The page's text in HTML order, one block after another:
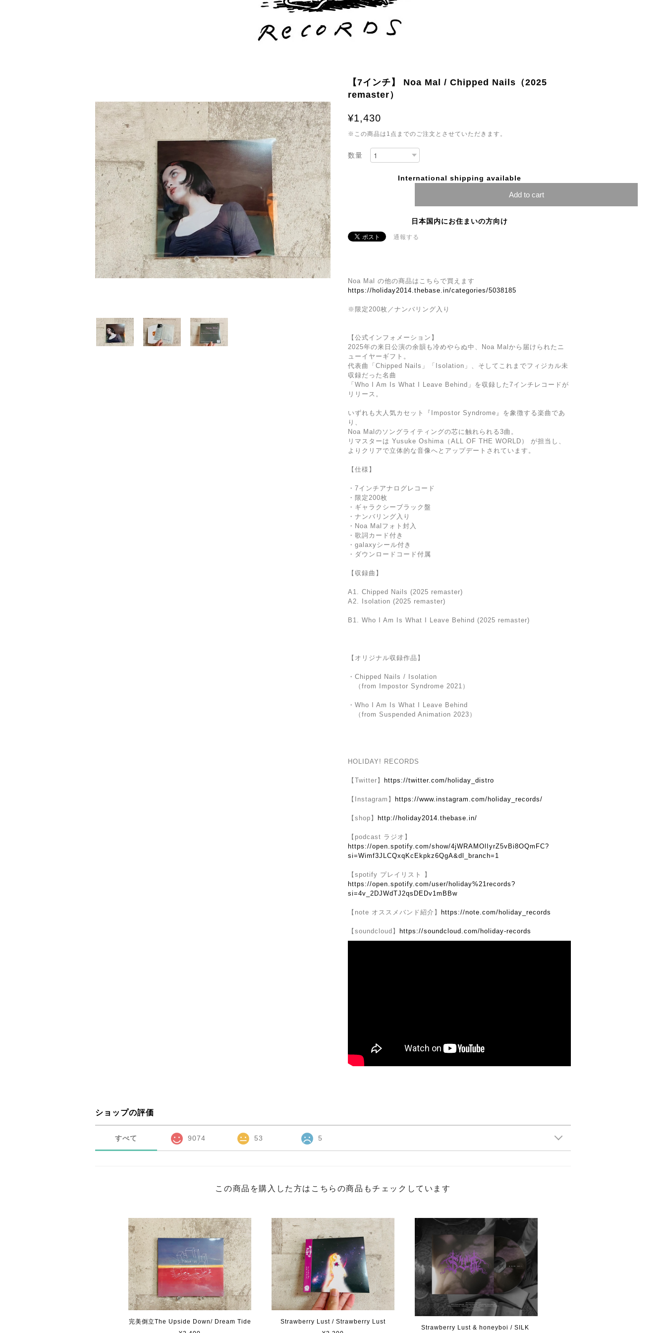
【7インチ】 Noa Mal / Chipped Nails（2025
remaster）
¥1,430
※この商品は1点までのご注文とさせていただきます。
数量
International shipping available
Add to cart
日本国内にお住まいの方向け
通報する
Noa Mal の他の商品はこちらで買えます
https://holiday2014.thebase.in/categories/5038185
※限定200枚／ナンバリング入り
【公式インフォメーション】
2025年の来日公演の余韻も冷めやらぬ中、Noa Malから届けられたニ
ューイヤーギフト。
代表曲「Chipped Nails」「Isolation」、そしてこれまでフィジカル未
収録だった名曲
「Who I Am Is What I Leave Behind」を収録した7インチレコードが
リリース。
いずれも大人気カセット『Impostor Syndrome』を象徴する楽曲であ
り、
Noa Malのソングライティングの芯に触れられる3曲。
リマスターは Yusuke Oshima（ALL OF THE WORLD） が担当し、
よりクリアで立体的な音像へとアップデートされています。
【仕様】
・7インチアナログレコード
・限定200枚
・ギャラクシーブラック盤
・ナンバリング入り
・Noa Malフォト封入
・歌詞カード付き
・galaxyシール付き
・ダウンロードコード付属
【収録曲】
A1. Chipped Nails (2025 remaster)
A2. Isolation (2025 remaster)
B1. Who I Am Is What I Leave Behind (2025 remaster)
【オリジナル収録作品】
・Chipped Nails / Isolation
（from Impostor Syndrome 2021）
・Who I Am Is What I Leave Behind
（from Suspended Animation 2023）
HOLIDAY! RECORDS
【Twitter】 https://twitter.com/holiday_distro
【Instagram】 https://www.instagram.com/holiday_records/
【shop】 http://holiday2014.thebase.in/
【podcast ラジオ】
https://open.spotify.com/show/4jWRAMOlIyrZ5vBi8OQmFC?
si=Wimf3JLCQxqKcEkpkz6QgA&dl_branch=1
【spotify プレイリスト 】
https://open.spotify.com/user/holiday%21records?
si=4v_2DJWdTJ2qsDEDv1mBBw
【note オススメバンド紹介】 https://note.com/holiday_records
【soundcloud】 https://soundcloud.com/holiday-records
ショップの評価
すべて 9074 53 5
この商品を購入した方はこちらの商品もチェックしています
完美倒立The Upside Down/ Dream Tide
Strawberry Lust / Strawberry Lust
Strawberry Lust & honeyboi / SILK